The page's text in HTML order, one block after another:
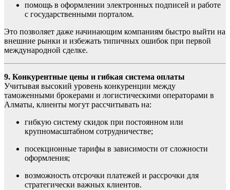
помощь в оформлении электронных подписей и работе
с государственными порталом.
Это позволяет даже начинающим компаниям быстро выйти на
внешние рынки и избежать типичных ошибок при первой
международной сделке.
9. Конкурентные цены и гибкая система оплаты
Учитывая высокий уровень конкуренции между
таможенными брокерами и логистическими операторами в
Алматы, клиенты могут рассчитывать на:
гибкую систему скидок при постоянном или
крупномасштабном сотрудничестве;
посекционные тарифы в зависимости от сложности
оформления;
возможность отсрочки платежей и рассрочки для
стратегически важных клиентов.